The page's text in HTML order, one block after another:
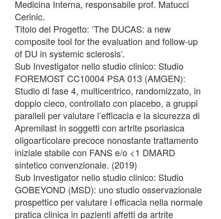
Medicina Interna, responsabile prof. Matucci
Cerinic.
Titolo del Progetto: ‘The DUCAS: a new
composite tool for the evaluation and follow-up
of DU in systemic sclerosis’.
Sub Investigator nello studio clinico: Studio
FOREMOST CC10004 PSA 013 (AMGEN):
Studio di fase 4, multicentrico, randomizzato, in
doppio cieco, controllato con placebo, a gruppi
paralleli per valutare l’efficacia e la sicurezza di
Apremilast in soggetti con artrite psoriasica
oligoarticolare precoce nonostante trattamento
iniziale stabile con FANS e/o <1 DMARD
sintetico convenzionale. (2019)
Sub Investigator nello studio clinico: Studio
GOBEYOND (MSD): uno studio osservazionale
prospettico per valutare l efficacia nella normale
pratica clinica in pazienti affetti da artrite